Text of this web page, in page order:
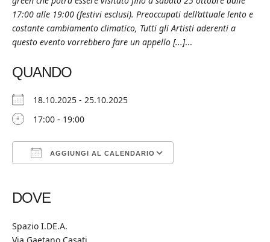
17:00 alle 19:00 (festivi esclusi). Preoccupati dell’attuale lento e
costante cambiamento climatico, Tutti gli Artisti aderenti a
questo evento vorrebbero fare un appello [...]...
QUANDO
18.10.2025 - 25.10.2025
17:00 - 19:00
AGGIUNGI AL CALENDARIO
DOVE
Spazio I.DE.A.